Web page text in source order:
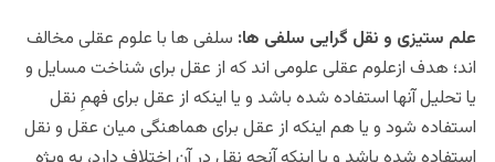
علم ستیزی و نقل گرایی سلفی ها: سلفی ها با علوم عقلی مخالف
اند؛ هدف ازعلوم عقلی علومی اند که از عقل برای شناخت مسایل و
یا تحلیل آنها استفاده شده باشد و یا اینکه از عقل برای فهمِ نقل
استفاده شود و یا هم اینکه از عقل برای هماهنگی میان عقل و نقل